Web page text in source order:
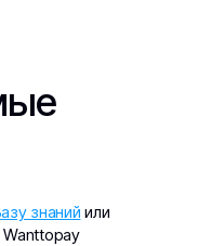
знаний или